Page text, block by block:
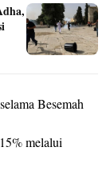
Besemah
melalui